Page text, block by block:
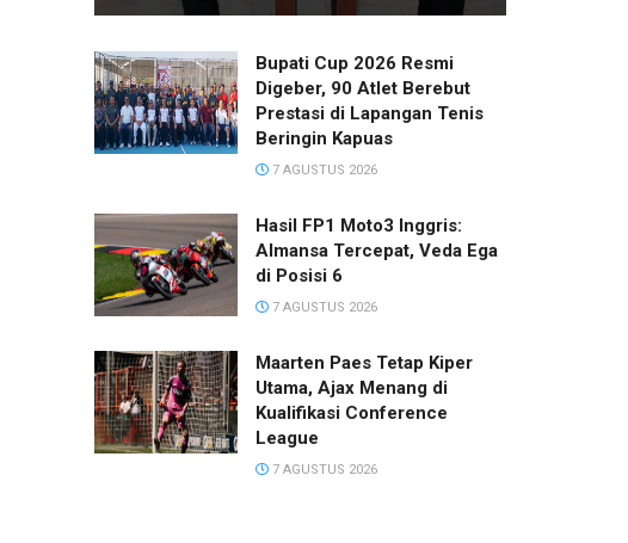
Bupati Cup 2026 Resmi
Digeber, 90 Atlet Berebut
Prestasi di Lapangan Tenis
Beringin Kapuas
7 AGUSTUS 2026
Hasil FP1 Moto3 Inggris:
Almansa Tercepat, Veda Ega
di Posisi 6
7 AGUSTUS 2026
Maarten Paes Tetap Kiper
Utama, Ajax Menang di
Kualifikasi Conference
League
7 AGUSTUS 2026